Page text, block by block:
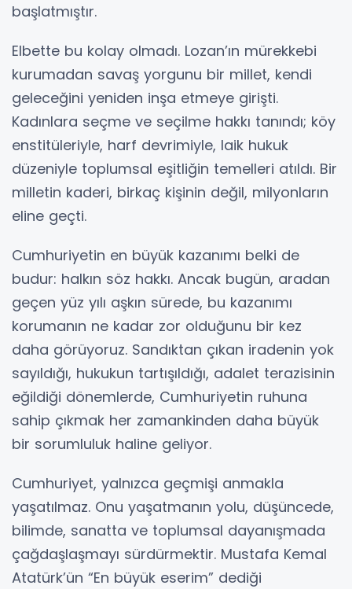
başlatmıştır.
Elbette bu kolay olmadı. Lozan’ın mürekkebi
kurumadan savaş yorgunu bir millet, kendi
geleceğini yeniden inşa etmeye girişti.
Kadınlara seçme ve seçilme hakkı tanındı; köy
enstitüleriyle, harf devrimiyle, laik hukuk
düzeniyle toplumsal eşitliğin temelleri atıldı. Bir
milletin kaderi, birkaç kişinin değil, milyonların
eline geçti.
Cumhuriyetin en büyük kazanımı belki de
budur: halkın söz hakkı. Ancak bugün, aradan
geçen yüz yılı aşkın sürede, bu kazanımı
korumanın ne kadar zor olduğunu bir kez
daha görüyoruz. Sandıktan çıkan iradenin yok
sayıldığı, hukukun tartışıldığı, adalet terazisinin
eğildiği dönemlerde, Cumhuriyetin ruhuna
sahip çıkmak her zamankinden daha büyük
bir sorumluluk haline geliyor.
Cumhuriyet, yalnızca geçmişi anmakla
yaşatılmaz. Onu yaşatmanın yolu, düşüncede,
bilimde, sanatta ve toplumsal dayanışmada
çağdaşlaşmayı sürdürmektir. Mustafa Kemal
Atatürk’ün “En büyük eserim” dediği